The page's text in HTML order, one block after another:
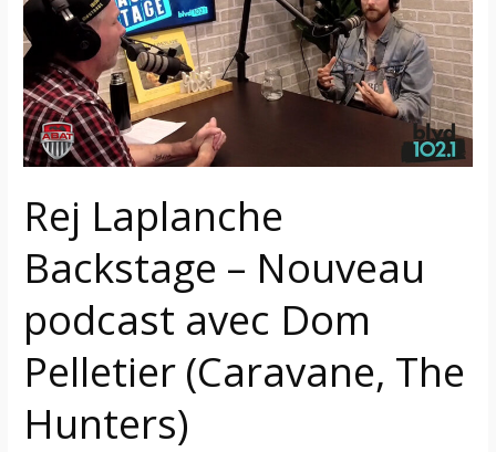
Rej Laplanche
Backstage – Nouveau
podcast avec Dom
Pelletier (Caravane, The
Hunters)
–
Nouveau
podcast
avec
Dom
Pelletier
The
Hunters)